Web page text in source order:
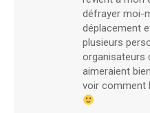
défrayer moi-
déplacement
plusieurs
organisateurs
aimeraient
voir comment